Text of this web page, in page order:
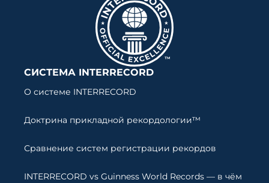
СИСТЕМА INTERRECORD
О системе INTERRECORD
Доктрина прикладной рекордологии™
Сравнение систем регистрации рекордов
INTERRECORD vs Guinness World Records — в чём